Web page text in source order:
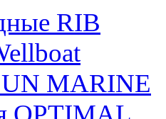
RIB
MARINE